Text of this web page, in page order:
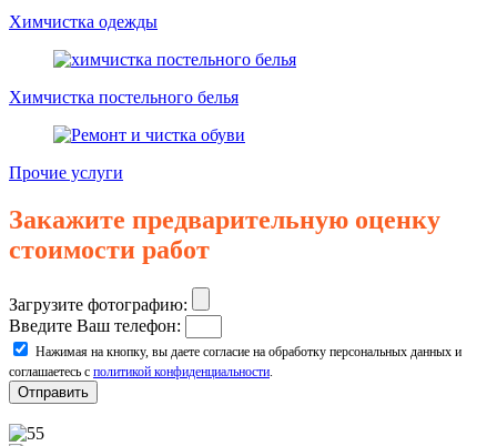
Химчистка одежды
Химчистка постельного белья
Прочие услуги
Закажите предварительную оценку
стоимости работ
Загрузите фотографию:
Введите Ваш телефон:
Нажимая на кнопку, вы даете согласие на обработку персональных данных и
соглашаетесь с политикой конфиденциальности
Отправить